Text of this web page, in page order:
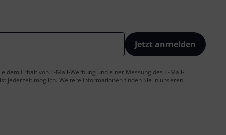
Jetzt anmelden
dem Erhalt von E-Mail-Werbung und einer Messung des E-Mail-
jederzeit möglich. Weitere Informationen finden Sie in unseren